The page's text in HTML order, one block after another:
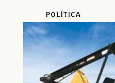
POLÍTICA